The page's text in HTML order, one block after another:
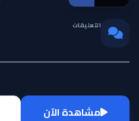
التعليقات
مشاهدة الآن